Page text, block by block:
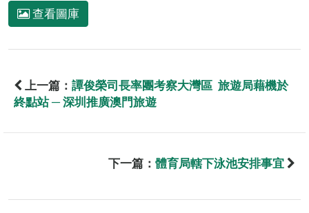
查看圖庫
上一篇： 譚俊榮司長率團考察大灣區 旅遊局藉機於
終點站 ─ 深圳推廣澳門旅遊
下一篇： 體育局轄下泳池安排事宜